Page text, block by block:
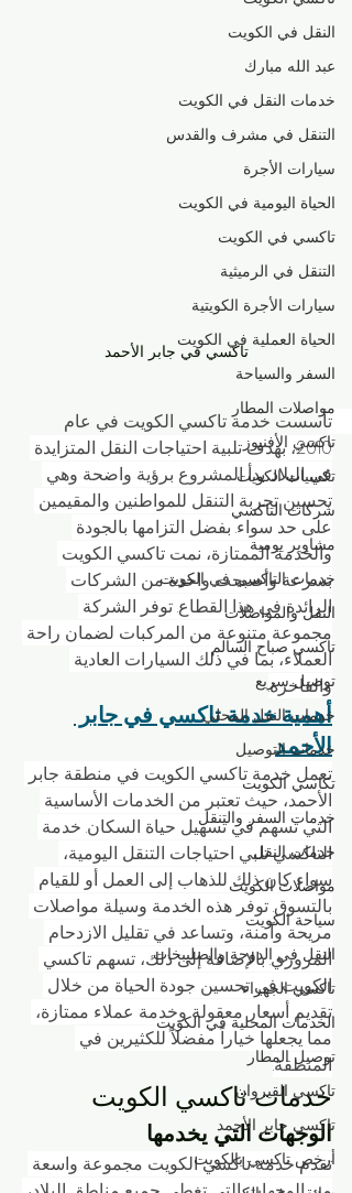
النقل في الكويت
عبد الله مبارك
خدمات النقل في الكويت
التنقل في مشرف والقدس
سيارات الأجرة
الحياة اليومية في الكويت
تاكسي في الكويت
التنقل في الرميثية
سيارات الأجرة الكويتية
الحياة العملية في الكويت
السفر والسياحة
مواصلات المطار
تاكسي الأفنيوز
تكسيات الكويت
شركات التاكسي
مشاوير يومية
خدمات التاكسي في الكويت
النقل والمواصلات
تاكسي صباح السالم
توصيل سريع
خدمات النقل المحلي
خدمات التوصيل
تكاسي الكويت
خدمات السفر والتنقل
خدمات النقل
مواصلات الكويت
سياحة الكويت
النقل في الدوحة والصليبخات
تاكسي الجهراء
الخدمات المحلية في الكويت
توصيل المطار
تاكسي القيروان
تاكسي جابر الأحمد
أرخص تاكسي بالكويت
تاكسي في جابر الأحمد
تأسست خدمة تاكسي الكويت في عام
2010، بهدف تلبية احتياجات النقل المتزايدة
في البلاد. بدأ المشروع برؤية واضحة وهي
تحسين تجربة التنقل للمواطنين والمقيمين
على حد سواء. بفضل التزامها بالجودة
والخدمة الممتازة، نمت تاكسي الكويت
بسرعة وأصبحت واحدة من الشركات
الرائدة في هذا القطاع. توفر الشركة
مجموعة متنوعة من المركبات لضمان راحة
العملاء، بما في ذلك السيارات العادية
والفاخرة.
أهمية خدمة تاكسي في جابر
الأحمد
تعمل خدمة تاكسي الكويت في منطقة جابر
الأحمد، حيث تعتبر من الخدمات الأساسية
التي تسهم في تسهيل حياة السكان. خدمة
التاكسي تلبي احتياجات التنقل اليومية،
سواء كان ذلك للذهاب إلى العمل أو للقيام
بالتسوق. توفر هذه الخدمة وسيلة مواصلات
مريحة وآمنة، وتساعد في تقليل الازدحام
المروري. بالإضافة إلى ذلك، تسهم تاكسي
الكويت في تحسين جودة الحياة من خلال
تقديم أسعار معقولة وخدمة عملاء ممتازة،
مما يجعلها خياراً مفضلاً للكثيرين في
المنطقة.
خدمات تاكسي الكويت
الوجهات التي يخدمها
تقدم خدمة تاكسي الكويت مجموعة واسعة